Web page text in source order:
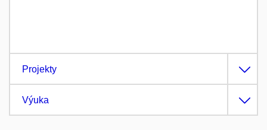
Projekty
Výuka